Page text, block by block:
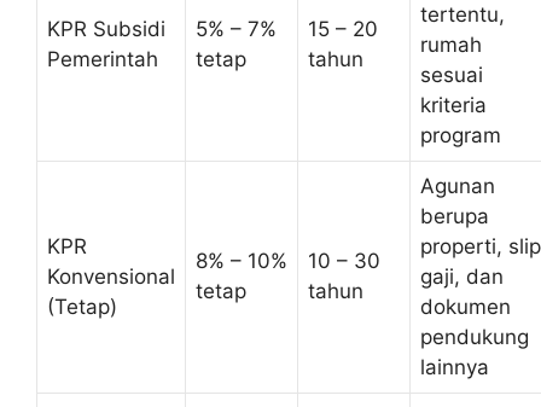
KPR Subsidi
Pemerintah
5% – 7%
tetap
15 – 20
tahun
tertentu,
rumah
sesuai
kriteria
program
KPR
Konvensional
(Tetap)
8% – 10%
tetap
10 – 30
tahun
Agunan
berupa
properti, slip
gaji, dan
dokumen
pendukung
lainnya